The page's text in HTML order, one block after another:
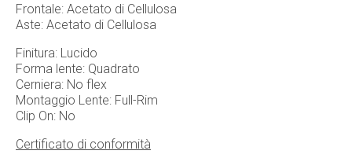
Frontale: Acetato di Cellulosa
Aste: Acetato di Cellulosa
Finitura: Lucido
Forma lente: Quadrato
Cerniera: No flex
Montaggio Lente: Full-Rim
Clip On: No
Certificato di conformità